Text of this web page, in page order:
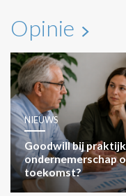
Opinie
NIEUWS
Goodwill bij
ondernemerschap
toekomst?